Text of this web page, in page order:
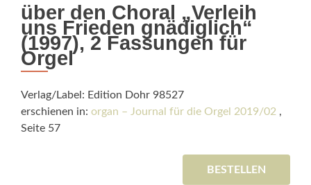
über den Choral „Verleih
uns Frieden gnädiglich“
(1997), 2 Fassungen für
Orgel
Verlag/Label: Edition Dohr 98527
erschienen in: organ – Journal für die Orgel 2019/02 ,
Seite 57
BESTELLEN